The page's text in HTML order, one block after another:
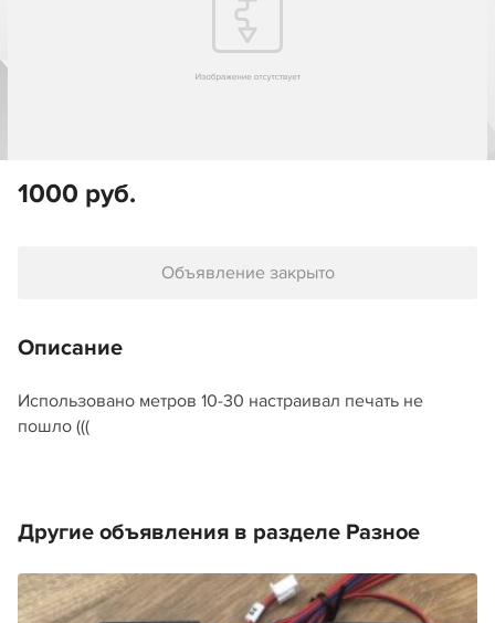
1000 руб.
Объявление закрыто
Описание
Использовано метров 10-30 настраивал печать не
пошло (((
Другие объявления в разделе Разное